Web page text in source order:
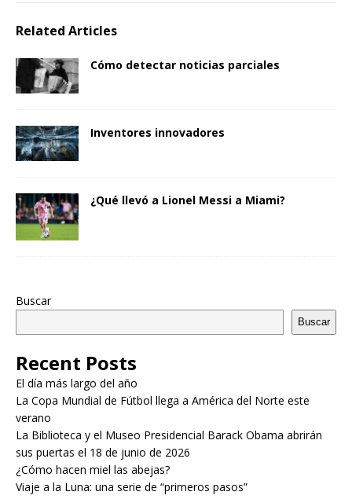
Related Articles
Cómo detectar noticias parciales
Inventores innovadores
¿Qué llevó a Lionel Messi a Miami?
Buscar
Buscar
Recent Posts
El día más largo del año
La Copa Mundial de Fútbol llega a América del Norte este
verano
La Biblioteca y el Museo Presidencial Barack Obama abrirán
sus puertas el 18 de junio de 2026
¿Cómo hacen miel las abejas?
Viaje a la Luna: una serie de “primeros pasos”